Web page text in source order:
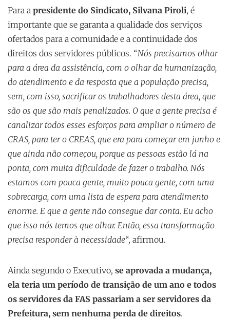
Para a presidente do Sindicato, Silvana Piroli, é
importante que se garanta a qualidade dos serviços
ofertados para a comunidade e a continuidade dos
direitos dos servidores públicos. “Nós precisamos olhar
para a área da assistência, com o olhar da humanização,
do atendimento e da resposta que a população precisa,
sem, com isso, sacrificar os trabalhadores desta área, que
são os que são mais penalizados. O que a gente precisa é
canalizar todos esses esforços para ampliar o número de
CRAS, para ter o CREAS, que era para começar em junho e
que ainda não começou, porque as pessoas estão lá na
ponta, com muita dificuldade de fazer o trabalho. Nós
estamos com pouca gente, muito pouca gente, com uma
sobrecarga, com uma lista de espera para atendimento
enorme. E que a gente não consegue dar conta. Eu acho
que isso nós temos que olhar. Então, essa transformação
precisa responder à necessidade“, afirmou.
Ainda segundo o Executivo, se aprovada a mudança,
ela teria um período de transição de um ano e todos
os servidores da FAS passariam a ser servidores da
Prefeitura, sem nenhuma perda de direitos.